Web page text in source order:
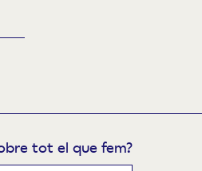
tot el que fem?